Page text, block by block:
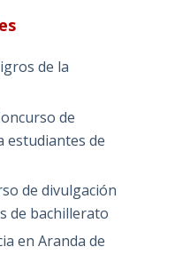
de la
de
estudiantes de
de divulgación
de bachillerato
en Aranda de